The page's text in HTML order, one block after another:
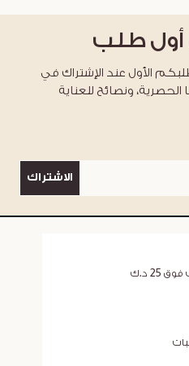
أول طلب
خصم %10 على طلبكم الأول عند الإشتراك في
الحصرية، ونصائح للعناية
الاشتراك
25 د.ك